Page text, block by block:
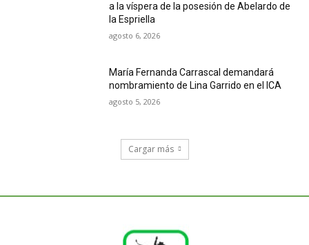
a la víspera de la posesión de Abelardo de
la Espriella
agosto 6, 2026
María Fernanda Carrascal demandará
nombramiento de Lina Garrido en el ICA
agosto 5, 2026
Cargar más